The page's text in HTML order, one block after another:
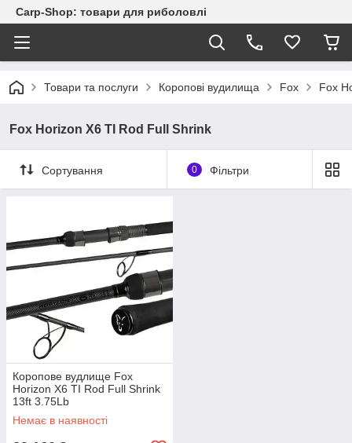
Carp-Shop: товари для риболовлі
Товари та послуги Коропові вудилища Fox Fox
Fox Horizon X6 TI Rod Full Shrink
Сортування 0 Фільтри
Коропове вудлище Fox
Horizon X6 TI Rod Full Shrink
13ft 3.75Lb
Немає в наявності